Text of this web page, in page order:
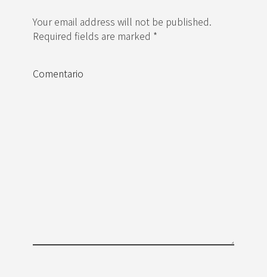
Your email address will not be published.
Required fields are marked *
Comentario